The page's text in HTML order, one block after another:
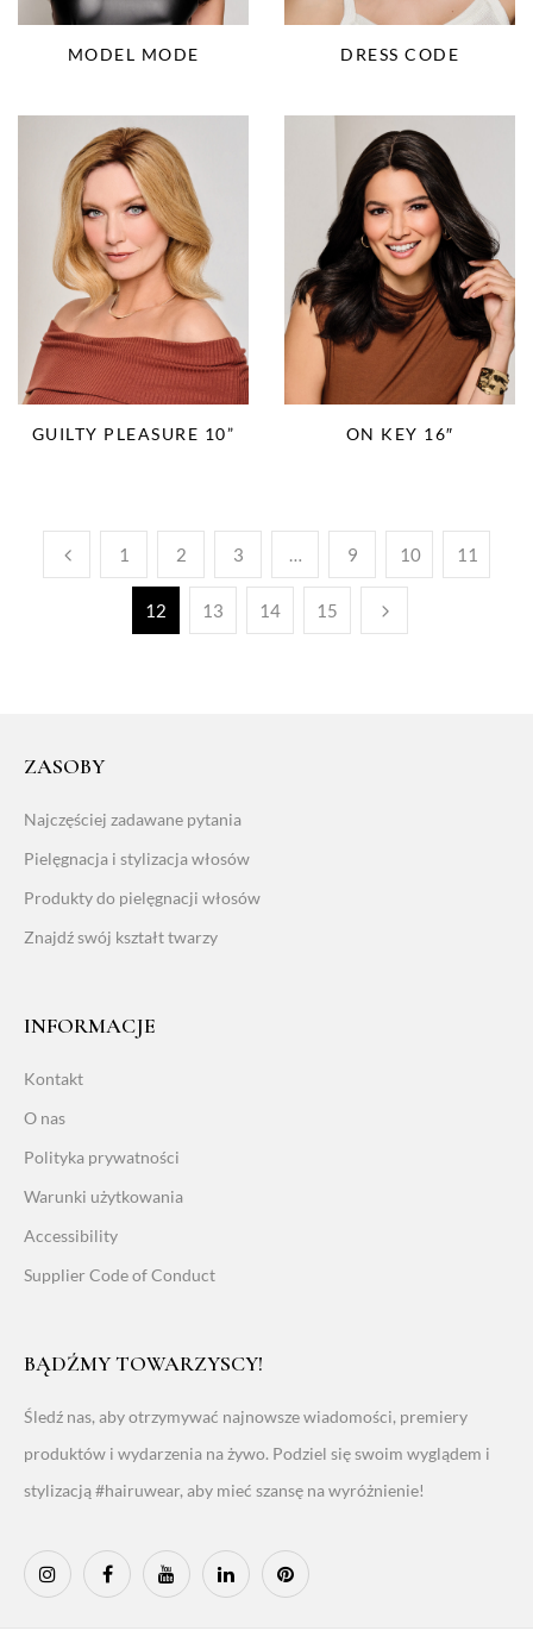
MODEL MODE DRESS CODE
GUILTY PLEASURE 10” ON KEY 16″
1 2 3 … 9 10 11
12 13 14 15
ZASOBY
Najczęściej zadawane pytania
Pielęgnacja i stylizacja włosów
Produkty do pielęgnacji włosów
Znajdź swój kształt twarzy
INFORMACJE
Kontakt
O nas
Polityka prywatności
Warunki użytkowania
Accessibility
Supplier Code of Conduct
BĄDŹMY TOWARZYSCY!
Śledź nas, aby otrzymywać najnowsze wiadomości, premiery
produktów i wydarzenia na żywo. Podziel się swoim wyglądem i
stylizacją #hairuwear, aby mieć szansę na wyróżnienie!